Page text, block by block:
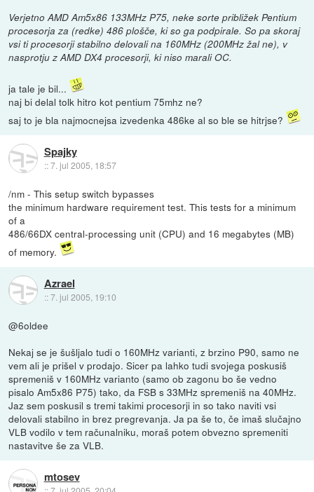
Verjetno AMD Am5x86 133MHz P75, neke sorte približek Pentium
procesorja za (redke) 486 plošče, ki so ga podpirale. So pa skoraj
vsi ti procesorji stabilno delovali na 160MHz (200MHz žal ne), v
nasprotju z AMD DX4 procesorji, ki niso marali OC.
ja tale je bil...
naj bi delal tolk hitro kot pentium 75mhz ne?
saj to je bla najmocnejsa izvedenka 486ke al so ble se hitrjse?
Spajky
::7. jul 2005, 18:57
/nm - This setup switch bypasses
the minimum hardware requirement test. This tests for a minimum
of a
486/66DX central-processing unit (CPU) and 16 megabytes (MB)
of memory.
Azrael
::7. jul 2005, 19:10
@6oldee
Nekaj se je šušljalo tudi o 160MHz varianti, z brzino P90, samo ne
vem ali je prišel v prodajo. Sicer pa lahko tudi svojega poskusiš
spremeniš v 160MHz varianto (samo ob zagonu bo še vedno
pisalo Am5x86 P75) tako, da FSB s 33MHz spremeniš na 40MHz.
Jaz sem poskusil s tremi takimi procesorji in so tako naviti vsi
delovali stabilno in brez pregrevanja. Ja pa še to, če imaš slučajno
VLB vodilo v tem računalniku, moraš potem obvezno spremeniti
nastavitve še za VLB.
mtosev